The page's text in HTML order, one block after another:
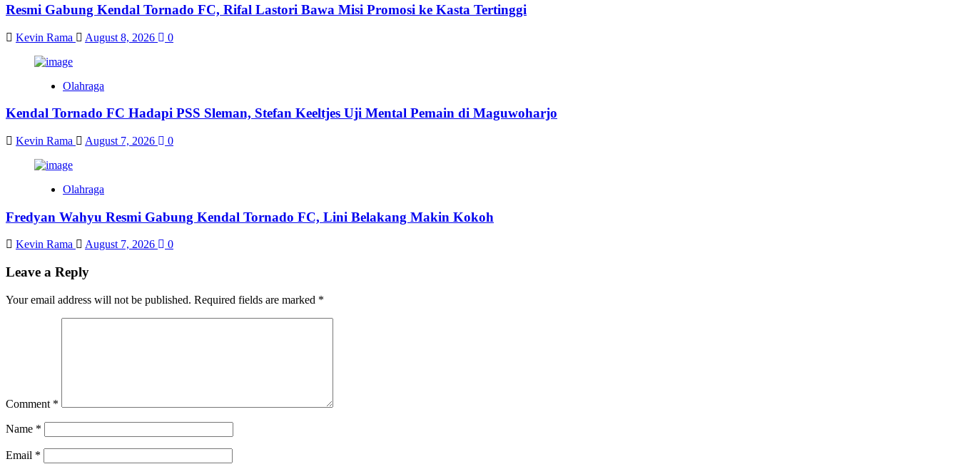
Resmi Gabung Kendal Tornado FC, Rifal Lastori Bawa Misi Promosi ke Kasta Tertinggi
Kevin Rama August 8, 2026 0
Olahraga
Kendal Tornado FC Hadapi PSS Sleman, Stefan Keeltjes Uji Mental Pemain di Maguwoharjo
Kevin Rama August 7, 2026 0
Olahraga
Fredyan Wahyu Resmi Gabung Kendal Tornado FC, Lini Belakang Makin Kokoh
Kevin Rama August 7, 2026 0
Leave a Reply
Your email address will not be published. Required fields are marked *
Comment *
Name *
Email *